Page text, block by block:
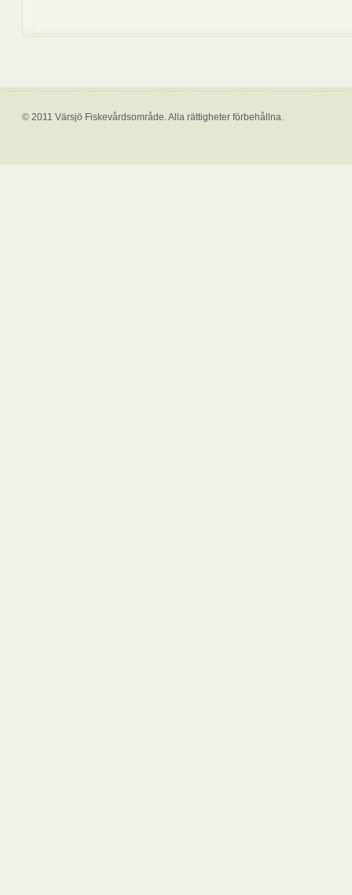
© 2011 Värsjö Fiskevårdsområde. Alla rättigheter förbehållna.